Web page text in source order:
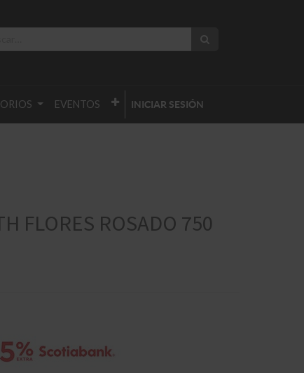
EVENTOS INICIAR SESIÓN
FLORES ROSADO 750